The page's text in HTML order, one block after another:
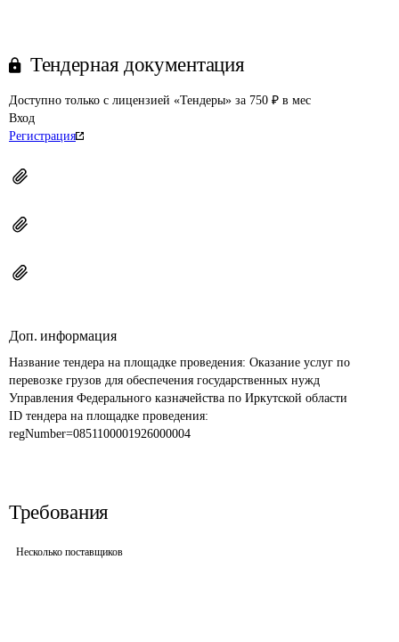
Тендерная документация
Доступно только с лицензией «Тендеры» за 750 ₽ в мес
Вход
Регистрация
Доп. информация
Название тендера на площадке проведения: Оказание услуг по
перевозке грузов для обеспечения государственных нужд
Управления Федерального казначейства по Иркутской области
ID тендера на площадке проведения:
regNumber=0851100001926000004
Требования
Несколько поставщиков